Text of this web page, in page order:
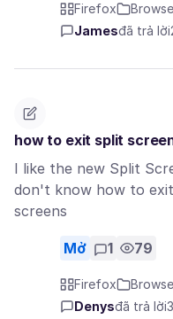
Firefox Browse
Jamesđã trả lời
how to exit split
I like the new Split
don't know how to
screens
Mở 1 79
Firefox Browse
Denysđã trả lời